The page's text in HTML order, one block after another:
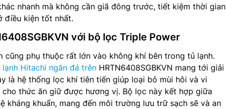
nhanh mà không cần giã đông trước, tiết kiệm thời gian
điều kiện tốt nhất.
với bộ lọc Triple Power
cũng phụ thuộc rất lớn vào không khí bên trong tủ lạnh.
lạnh Hitachi ngăn đá trên HRTN6408SGBKVN mang tới giải
là hệ thống lọc khí tiên tiến giúp loại bỏ mùi hôi và vi
thức ăn giữ được hương vị. Bộ lọc này kết hợp giữa
kháng khuẩn, mang đến môi trường lưu trữ sạch sẽ và an